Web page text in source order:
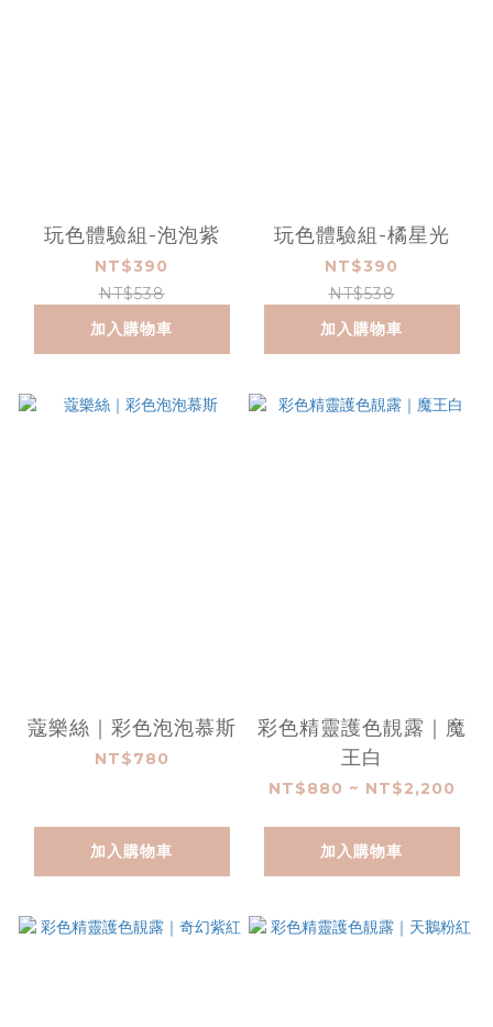
玩色體驗組-泡泡紫
NT$390
NT$538
加入購物車
玩色體驗組-橘星光
NT$390
NT$538
加入購物車
蔻樂絲｜彩色泡泡慕斯
NT$780
加入購物車
彩色精靈護色靚露｜魔
王白
NT$880 ~ NT$2,200
加入購物車